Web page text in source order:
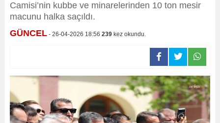
Camisi’nin kubbe ve minarelerinden 10 ton mesir
macunu halka saçıldı.
GÜNCEL - 26-04-2026 18:56 239 kez okundu.